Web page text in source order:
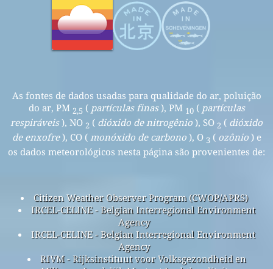
As fontes de dados usadas para qualidade do ar, poluição
do ar, PM 2,5 ( partículas finas), PM 10( partículas
respiráveis), NO 2 ( dióxido de nitrogênio ), SO 2 ( dióxido
de enxofre), CO ( monóxido de carbono), O 3 ( ozônio) e
os dados meteorológicos nesta página são provenientes de:
Citizen Weather Observer Program (CWOP/APRS)
IRCEL-CELINE - Belgian Interregional Environment
Agency
IRCEL-CELINE - Belgian Interregional Environment
Agency
RIVM - Rijksinstituut voor Volksgezondheid en